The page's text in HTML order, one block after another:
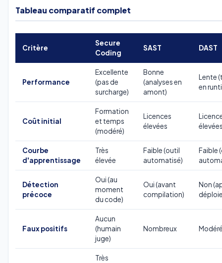
Tableau comparatif complet
Critère
Secure
Coding
SAST DAST
Performance
Excellente
(pas de
surcharge)
Bonne
(analyses en
amont)
Lente
en
Coût initial
Formation
et temps
(modéré)
Licences
élevées
Courbe
d'apprentissage
Très
élevée
Faible (outil
automatisé)
Faible
Détection
précoce
Oui (au
moment
du code)
Oui (avant
compilation)
Non
Faux positifs
Aucun
(humain
juge)
Nombreux
Très